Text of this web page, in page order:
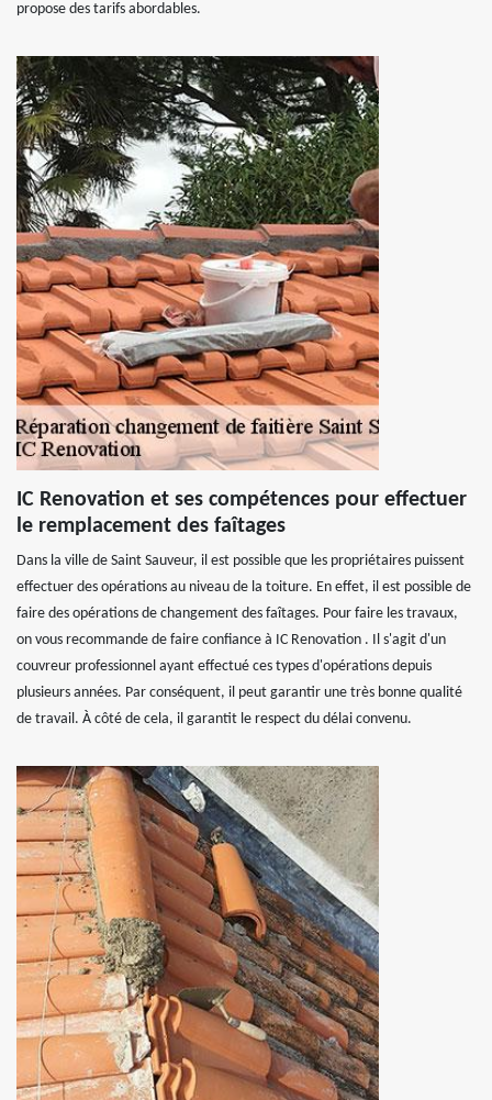
propose des tarifs abordables.
IC Renovation et ses compétences pour effectuer
le remplacement des faîtages
Dans la ville de Saint Sauveur, il est possible que les propriétaires puissent
effectuer des opérations au niveau de la toiture. En effet, il est possible de
faire des opérations de changement des faîtages. Pour faire les travaux,
on vous recommande de faire confiance à IC Renovation . Il s'agit d'un
couvreur professionnel ayant effectué ces types d'opérations depuis
plusieurs années. Par conséquent, il peut garantir une très bonne qualité
de travail. À côté de cela, il garantit le respect du délai convenu.